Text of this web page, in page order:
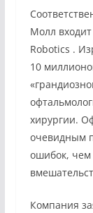
Молл
Robotics .
10
хирургии.
очевидным
ошибок, чем
Компания